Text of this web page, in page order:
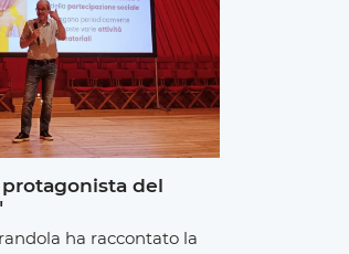
protagonista del
ha raccontato la